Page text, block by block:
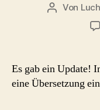
Von
Es gab ein Update!
eine Übersetzung